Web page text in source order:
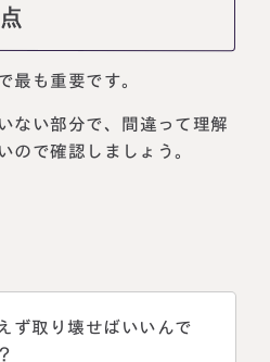
最も重要です。
ない部分で、間違って理解
ので確認しましょう。
ず取り壊せばいいんで